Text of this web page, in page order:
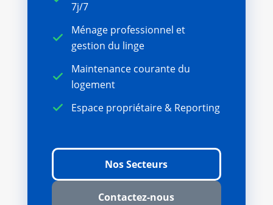
7j/7
Ménage professionnel et
gestion du linge
Maintenance courante du
logement
Espace propriétaire & Reporting
Nos Secteurs
Contactez-nous